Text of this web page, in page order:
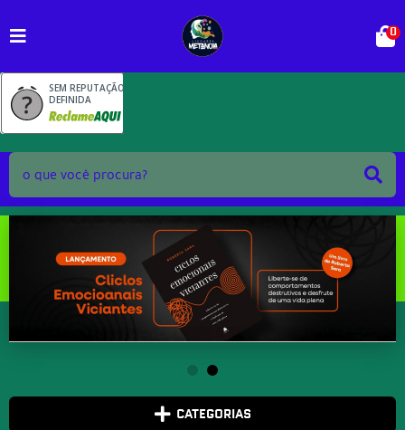
SEM REPUTAÇÃO
DEFINIDA
0
CATEGORIAS